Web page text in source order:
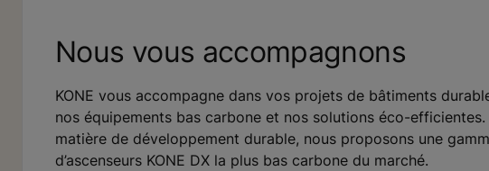
Nous vous accompagnons
KONE vous accompagne dans vos projets de bâtiments
nos équipements bas carbone et nos solutions éco-efficientes.
matière de développement durable, nous proposons une
d’ascenseurs KONE DX la plus bas carbone du marché.